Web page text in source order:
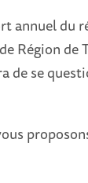
annuel du
Région de
de se